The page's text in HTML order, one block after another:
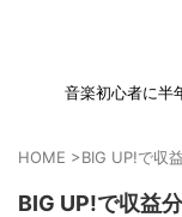
音楽初心者に半
HOME >BIG UP!で収
BIG UP!で収益